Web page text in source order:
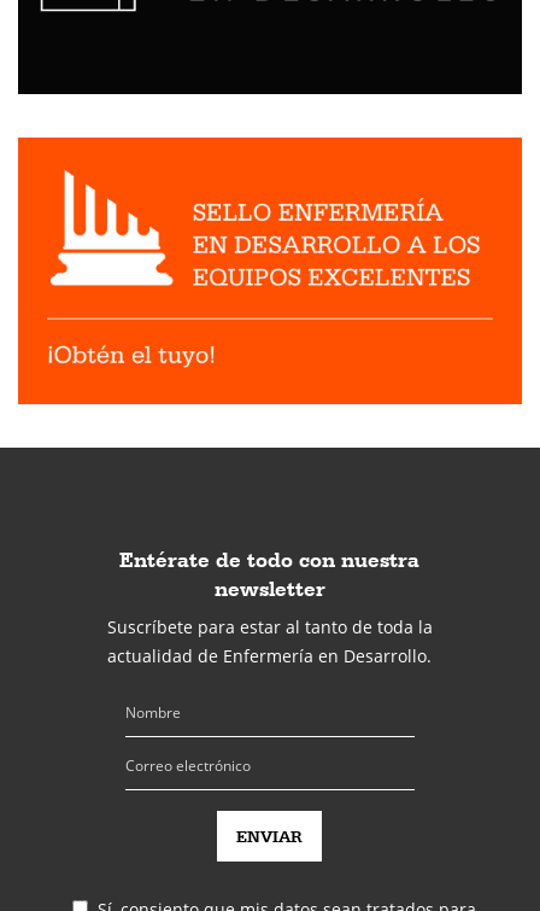
Entérate de todo con nuestra
newsletter
Suscríbete para estar al tanto de toda la
actualidad de Enfermería en Desarrollo.